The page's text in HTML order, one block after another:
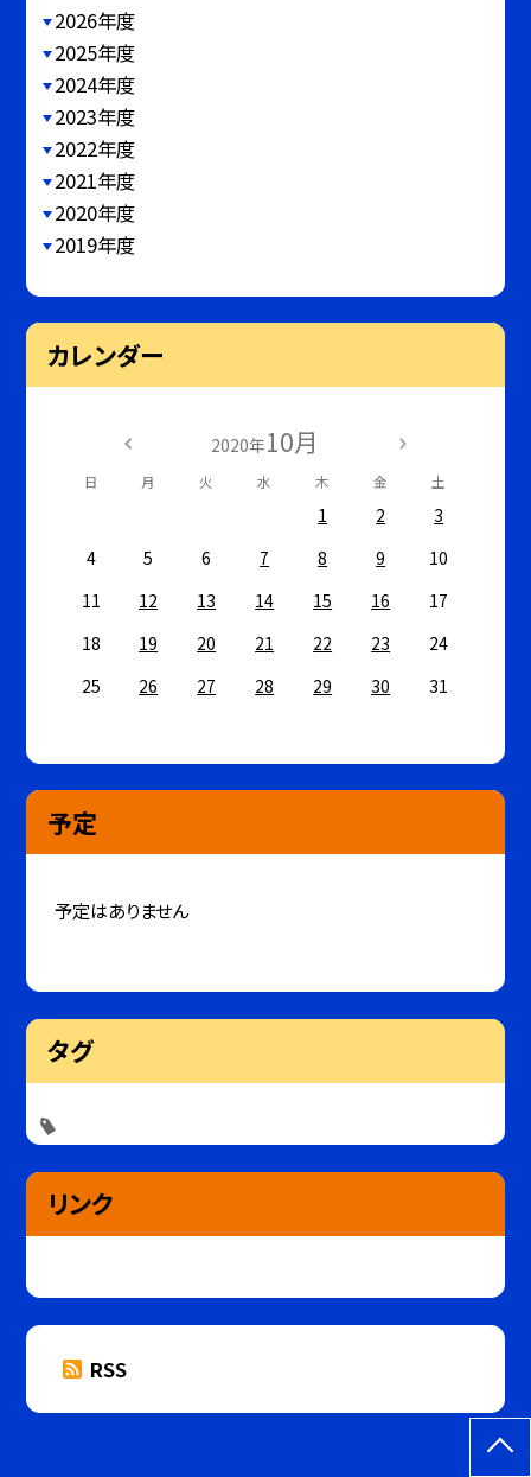
2026年度
2025年度
2024年度
2023年度
2022年度
2021年度
2020年度
2019年度
カレンダー
2020年10月
日 月 火 水 木 金 土
1 2
3
4
5 6 7 8 9
10
11
12 13 14 15 16
17
18
19 20 21 22 23
24
25
26 27 28 29 30 31
予定
予定はありません
タグ
リンク
RSS